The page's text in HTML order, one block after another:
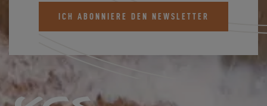
ICH ABONNIERE DEN NEWSLETTER